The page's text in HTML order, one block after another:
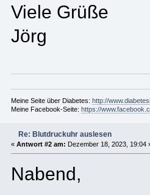
Viele Grüße
Jörg
Meine Seite über Diabetes: http://
Meine Facebook-Seite: https://
Re: Blutdruckuhr auslesen
« Antwort #2 am: Dezember 18, 2023, 19:04
Nabend,